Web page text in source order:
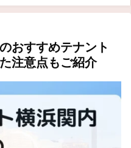
おすすめテナント
注意点もご紹介